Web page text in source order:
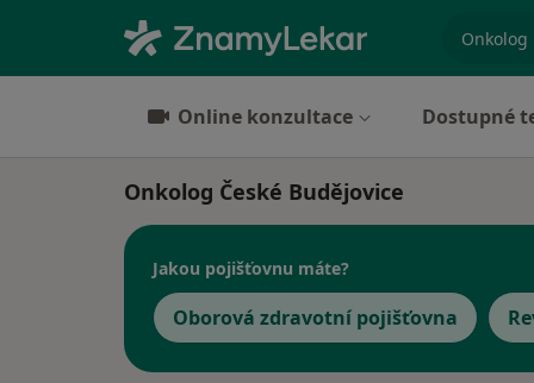
Online konzultace Dostupné
Onkolog České Budějovice
Jakou pojišťovnu máte?
Oborová zdravotní pojišťovna